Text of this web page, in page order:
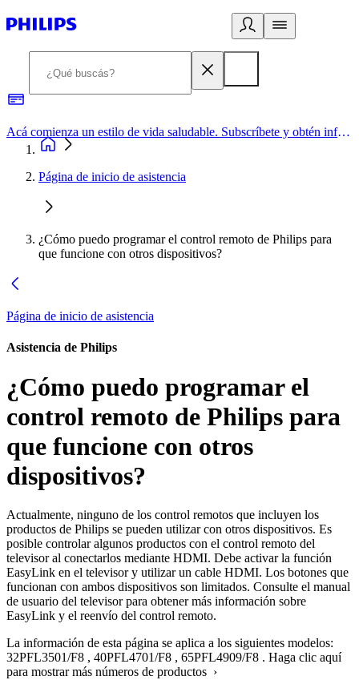
Acá comienza un estilo de vida saludable. Subscríbete y obtén información de primera mano
Página de inicio de asistencia
¿Cómo puedo programar el control remoto de Philips para
que funcione con otros dispositivos?
Página de inicio de asistencia
Asistencia de Philips
¿Cómo puedo programar el
control remoto de Philips para
que funcione con otros
dispositivos?
Actualmente, ninguno de los control remotos que incluyen los
productos de Philips se pueden utilizar con otros dispositivos. Es
posible controlar algunos productos con el control remoto del
televisor al conectarlos mediante HDMI. Debe activar la función
EasyLink en el televisor y utilizar un cable HDMI. Los botones que
funcionan con ambos dispositivos son limitados. Consulte el manual
de usuario del televisor para obtener más información sobre
EasyLink y el reenvío del control remoto.
La información de esta página se aplica a los siguientes modelos:
32PFL3501/F8 , 40PFL4701/F8 , 65PFL4909/F8 . Haga clic aquí
para mostrar más números de productos ›